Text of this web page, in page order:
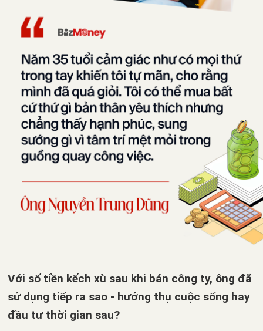
Với số tiền kếch xù sau khi bán công ty, ông đã
sử dụng tiếp ra sao - hưởng thụ cuộc sống hay
đầu tư thời gian sau?